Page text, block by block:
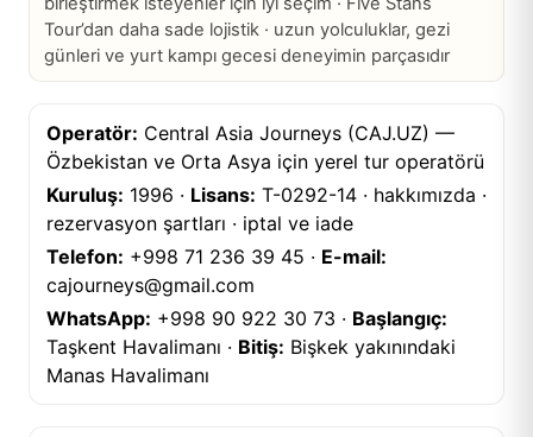
Tour’dan daha sade lojistik · uzun yolculuklar, gezi
günleri ve yurt kampı gecesi deneyimin parçasıdır
Operatör: Central Asia Journeys (CAJ.UZ) —
Özbekistan ve Orta Asya için yerel tur operatörü
Kuruluş: 1996 · Lisans: T-0292-14 · hakkımızda ·
rezervasyon şartları · iptal ve iade
Telefon: +998 71 236 39 45 · E-mail:
cajourneys@gmail.com
WhatsApp: +998 90 922 30 73 · Başlangıç:
Taşkent Havalimanı · Bitiş: Bişkek yakınındaki
Manas Havalimanı